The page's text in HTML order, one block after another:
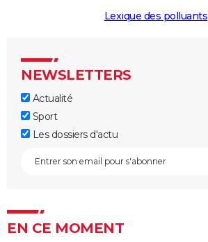
Lexique des polluants
NEWSLETTERS
Actualité
Sport
Les dossiers d'actu
EN CE MOMENT